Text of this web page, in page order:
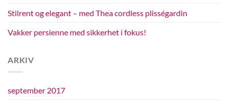
Stilrent og elegant – med Thea cordless plisségardin
Vakker persienne med sikkerhet i fokus!
ARKIV
september 2017